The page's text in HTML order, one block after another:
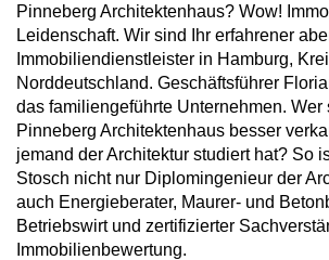
Pinneberg Architektenhaus? Wow!
Leidenschaft. Wir sind Ihr erfahrener
Immobiliendienstleister in Hamburg,
Norddeutschland. Geschäftsführer
das familiengeführte Unternehmen. Wer
Pinneberg Architektenhaus besser
jemand der Architektur studiert hat? So
Stosch nicht nur Diplomingenieur der
auch Energieberater, Maurer- und
Betriebswirt und zertifizierter
Immobilienbewertung.